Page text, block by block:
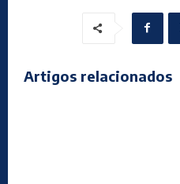
Artigos relacionados